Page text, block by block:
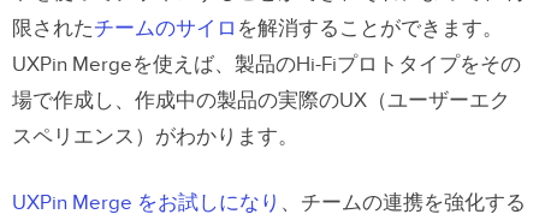
限されたチームのサイロ を解消することができます。
UXPin Mergeを使えば、製品のHi-Fiプロトタイプをその
場で作成し、作成中の製品の実際のUX（ユーザーエク
スペリエンス）がわかります。
UXPin Merge をお試しになり 、チームの連携を強化する